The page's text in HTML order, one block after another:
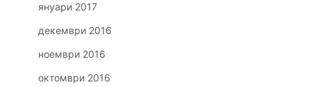
януари 2017
декември 2016
ноември 2016
октомври 2016